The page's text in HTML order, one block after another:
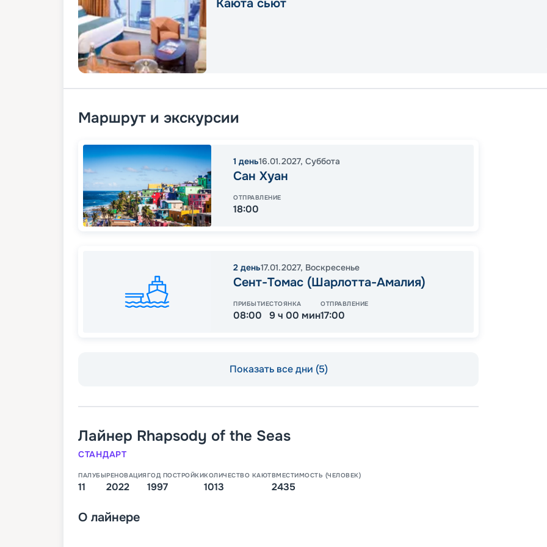
Каюта сьют
Маршрут и экскурсии
1 день16.01.2027, Суббота
Сан Хуан
ОТПРАВЛЕНИЕ
18:00
2 день17.01.2027, Воскресенье
Сент-Томас (Шарлотта-Амалия)
ПРИБЫТИЕ
08:00
СТОЯНКА
9 ч 00 мин
ОТПРАВЛЕНИЕ
17:00
Показать все дни (5)
Лайнер Rhapsody of the Seas
СТАНДАРТ
ПАЛУБЫ
11
РЕНОВАЦИЯ
2022
ГОД ПОСТРОЙКИ
1997
КОЛИЧЕСТВО КАЮТ
1013
ВМЕСТИМОСТЬ (ЧЕЛОВЕК)
2435
О лайнере